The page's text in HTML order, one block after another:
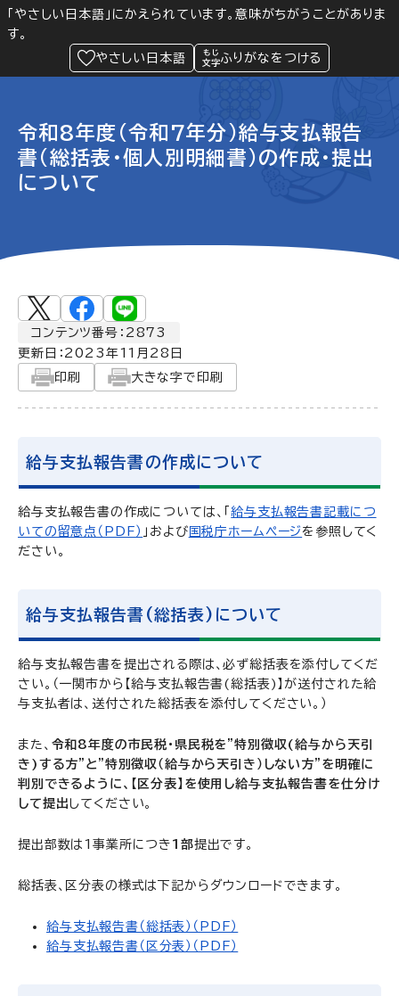
「やさしい日本語」にかえられています。意味がちがうことがありま
す。
やさしい日本語
ふりがなをつける
Language 閲覧支援
緊急情報
令和8年度(令和7年分)給与支払報告
書(総括表・個人別明細書)の作成・提出
について
コンテンツ番号：2873
更新日： 2023年11月28日
印刷
大きな字で印刷
給与支払報告書の作成について
給与支払報告書の作成については、「給与支払報告書記載につ
いての留意点（PDF） 」および 国税庁ホームページ を参照してく
ださい。
給与支払報告書(総括表)について
給与支払報告書を提出される際は、必ず総括表を添付してくだ
さい。（一関市から【給与支払報告書(総括表)】が送付された給
与支払者は、送付された総括表を添付してください。）
また、 令和8年度の市民税・県民税を”特別徴収(給与から天引
き)する方”と”特別徴収（給与から天引き）しない方”を明確に
判別できるように、【区分表】を使用し給与支払報告書を仕分け
して提出してください。
提出部数は1事業所につき 1部提出です。
総括表、区分表の様式は下記からダウンロードできます。
給与支払報告書（総括表）（PDF）
給与支払報告書（区分表）（PDF）